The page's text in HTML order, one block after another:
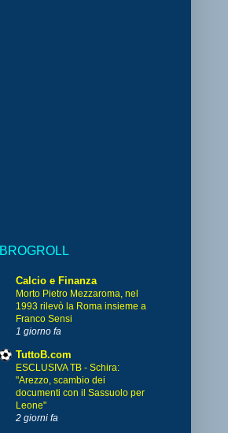
BROGROLL
Calcio e Finanza
Morto Pietro Mezzaroma, nel
1993 rilevò la Roma insieme a
Franco Sensi
1 giorno fa
TuttoB.com
ESCLUSIVA TB - Schira:
"Arezzo, scambio dei
documenti con il Sassuolo per
Leone"
2 giorni fa